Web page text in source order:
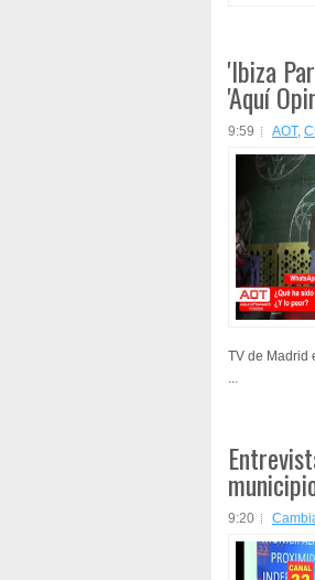
'Ibiza
'Aquí
9:59 AOT,
TV de Madrid
...
9:20